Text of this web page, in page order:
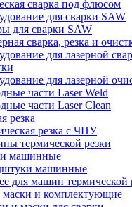
сварка под флюсом
для сварки SAW
для сварки SAW
сварка, резка и
для лазерной
для лазерной
части Laser Weld
части Laser Clean
резка
резка с ЧПУ
термической резки
машинные
машинные
для машин термической
и комплектующие